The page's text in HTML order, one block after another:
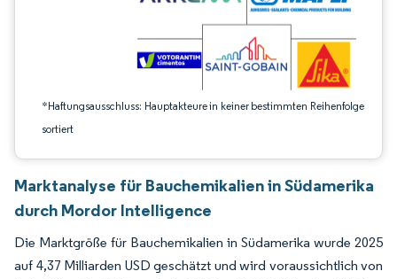
*Haftungsausschluss: Hauptakteure in keiner bestimmten Reihenfolge
sortiert
Marktanalyse für Bauchemikalien in Südamerika
durch Mordor Intelligence
Die Marktgröße für Bauchemikalien in Südamerika wurde 2025
auf 4,37 Milliarden USD geschätzt und wird voraussichtlich von